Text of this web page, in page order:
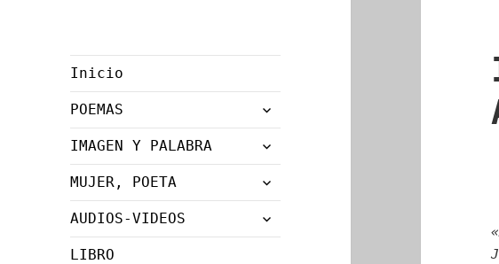
Inicio
POEMAS
expande
el
menú
inferior
IMAGEN Y PALABRA
expande
el
menú
inferior
MUJER, POETA
expande
el
menú
AUDIOS-VIDEOS
expande
el
LIBRO